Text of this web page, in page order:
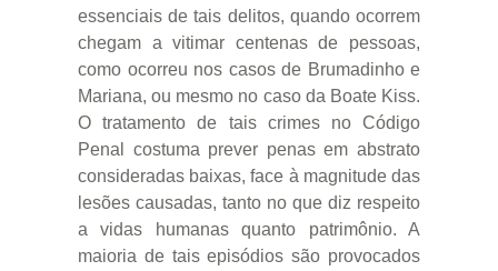
essenciais de tais delitos, quando ocorrem
chegam a vitimar centenas de pessoas,
como ocorreu nos casos de Brumadinho e
Mariana, ou mesmo no caso da Boate Kiss.
O tratamento de tais crimes no Código
Penal costuma prever penas em abstrato
consideradas baixas, face à magnitude das
lesões causadas, tanto no que diz respeito
a vidas humanas quanto patrimônio. A
maioria de tais episódios são provocados